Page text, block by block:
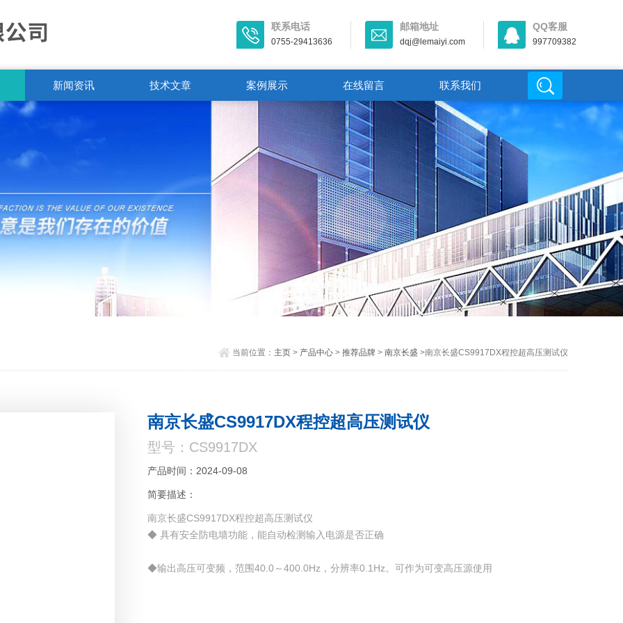
联系电话
0755-29413636
邮箱地址
dqj@lemaiyi.com
QQ客服
997709382
新闻资讯 技术文章 案例展示 在线留言 联系我们
当前位置： 主页> 产品中心> 推荐品牌> 南京长盛 >南京长盛CS9917DX程控超高压测试仪
南京长盛CS9917DX程控超高压测试仪
型号：CS9917DX
产品时间：2024-09-08
简要描述：
南京长盛CS9917DX程控超高压测试仪
◆ 具有安全防电墙功能，能自动检测输入电源是否正确
◆输出高压可变频，范围40.0～400.0Hz，分辨率0.1Hz。可作为可变高压源使用